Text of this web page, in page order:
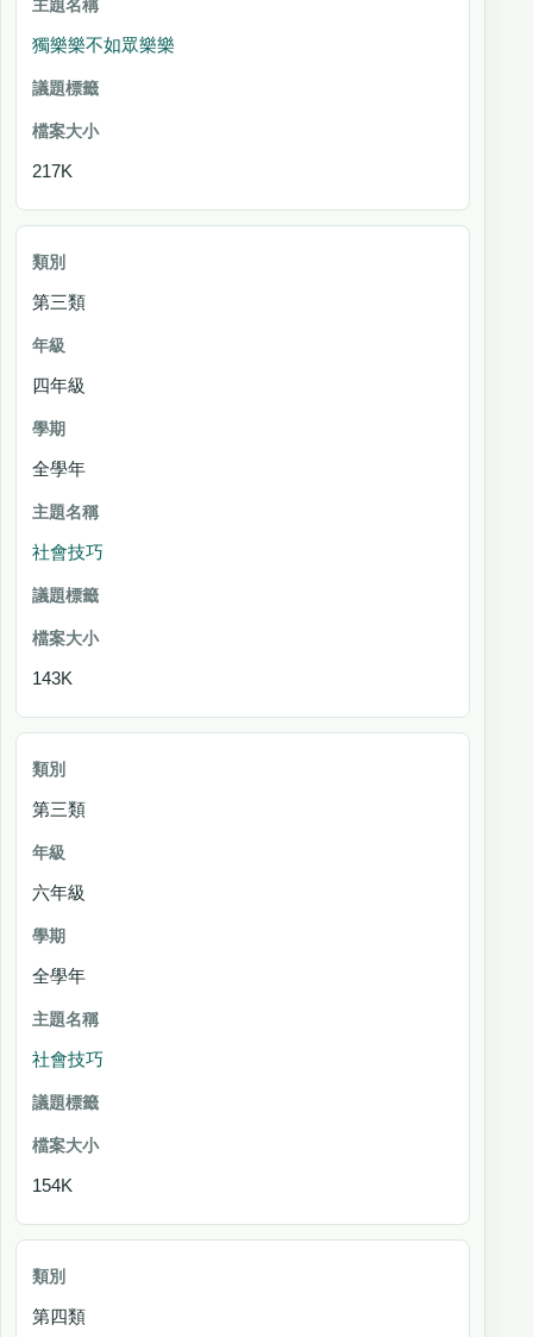
獨樂樂不如眾樂樂
217K
第三類
四年級
全學年
社會技巧
143K
第三類
六年級
全學年
社會技巧
154K
第四類